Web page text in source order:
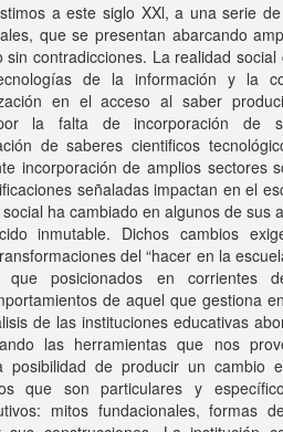
a este siglo XXl, a una serie
que se presentan abarcando
contradicciones. La realidad social
de la información y la
en el acceso al saber
la falta de incorporación de
de saberes cientificos
incorporación de amplios sectores
señaladas impactan en el
ha cambiado en algunos de sus
inmutable. Dichos cambios
del “hacer en la
posicionados en corrientes
de aquel que gestiona
de las instituciones educativas
las herramientas que nos
posibilidad de producir un cambio
que son particulares y
mitos fundacionales, formas